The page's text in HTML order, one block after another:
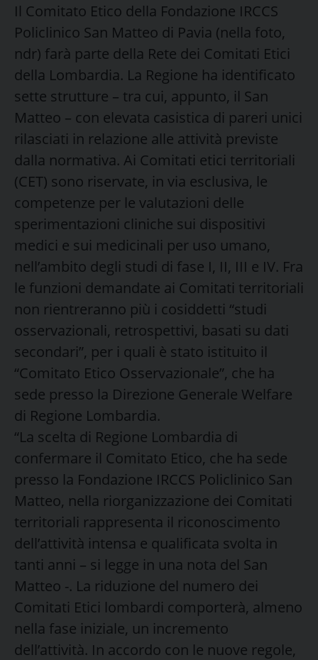
Il Comitato Etico della Fondazione IRCCS
Policlinico San Matteo di Pavia (nella foto,
ndr) farà parte della Rete dei Comitati Etici
della Lombardia. La Regione ha identificato
sette strutture – tra cui, appunto, il San
Matteo – con elevata casistica di pareri unici
rilasciati in relazione alle attività previste
dalla normativa. Ai Comitati etici territoriali
(CET) sono riservate, in via esclusiva, le
competenze per le valutazioni delle
sperimentazioni cliniche sui dispositivi
medici e sui medicinali per uso umano,
nell’ambito degli studi di fase I, II, III e IV. Fra
le funzioni demandate ai Comitati territoriali
non rientreranno più i cosiddetti “studi
osservazionali, retrospettivi, basati su dati
secondari”, per i quali è stato istituito il
“Comitato Etico Osservazionale”, che ha
sede presso la Direzione Generale Welfare
di Regione Lombardia.
“La scelta di Regione Lombardia di
confermare il Comitato Etico, che ha sede
presso la Fondazione IRCCS Policlinico San
Matteo, nella riorganizzazione dei Comitati
territoriali rappresenta il riconoscimento
dell’attività intensa e qualificata svolta in
tanti anni – si legge in una nota del San
Matteo -. La riduzione del numero dei
Comitati Etici lombardi comporterà, almeno
nella fase iniziale, un incremento
dell’attività. In accordo con le nuove regole,